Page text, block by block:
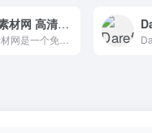
凌点视频素材网 高清正版视频素材下载网站